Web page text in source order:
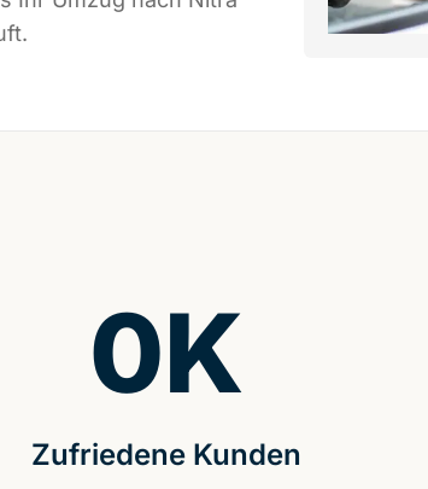
Zufriedene Kunden
0K